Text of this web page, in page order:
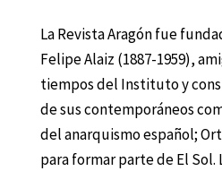
La Revista Aragón fue
Felipe Alaiz (1887-1959),
tiempos del Instituto y
de sus contemporáneos
del anarquismo español;
para formar parte de El Sol.